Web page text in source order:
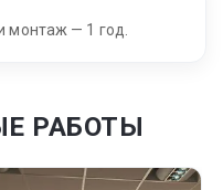
монтаж — 1 год.
РАБОТЫ